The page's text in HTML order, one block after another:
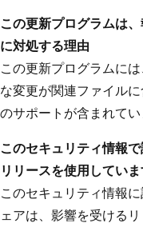
この更新プログラムは
に対処する理由
この更新プログラムに
な変更が関連ファイル
のサポートが含まれてい
このセキュリティ情報
リリースを使用してい
このセキュリティ情報
ェアは、影響を受ける